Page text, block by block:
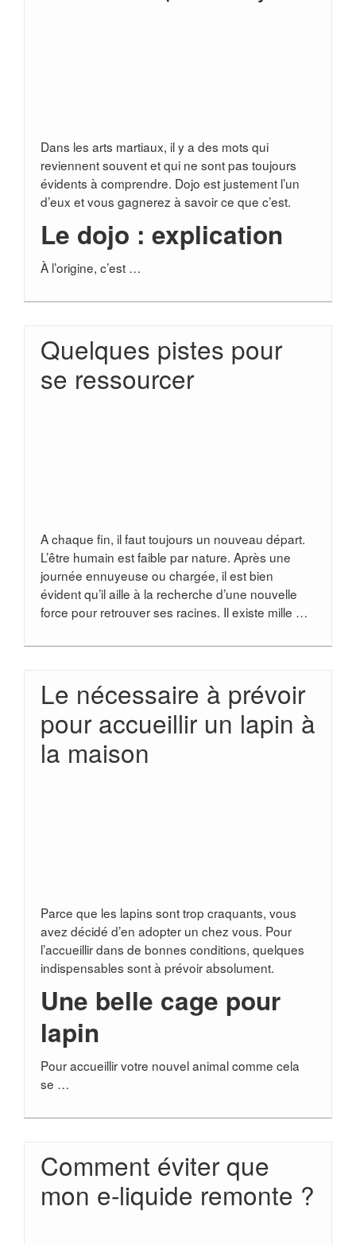
Dans les arts martiaux, il y a des mots qui
reviennent souvent et qui ne sont pas toujours
évidents à comprendre. Dojo est justement l’un
d’eux et vous gagnerez à savoir ce que c’est.
Le dojo : explication
À l’origine, c’est …
Quelques pistes pour
se ressourcer
A chaque fin, il faut toujours un nouveau départ.
L’être humain est faible par nature. Après une
journée ennuyeuse ou chargée, il est bien
évident qu’il aille à la recherche d’une nouvelle
force pour retrouver ses racines. Il existe mille …
Le nécessaire à prévoir
pour accueillir un lapin à
la maison
Parce que les lapins sont trop craquants, vous
avez décidé d’en adopter un chez vous. Pour
l’accueillir dans de bonnes conditions, quelques
indispensables sont à prévoir absolument.
Une belle cage pour
lapin
Pour accueillir votre nouvel animal comme cela
se …
Comment éviter que
mon e-liquide remonte ?